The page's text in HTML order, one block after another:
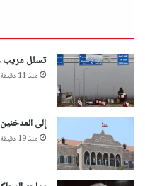
تسلل مريب
منذ 11 دقيقة
إلى
منذ 19 دقيقة